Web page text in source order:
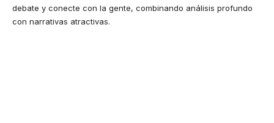
debate y conecte con la gente, combinando análisis profundo
con narrativas atractivas.